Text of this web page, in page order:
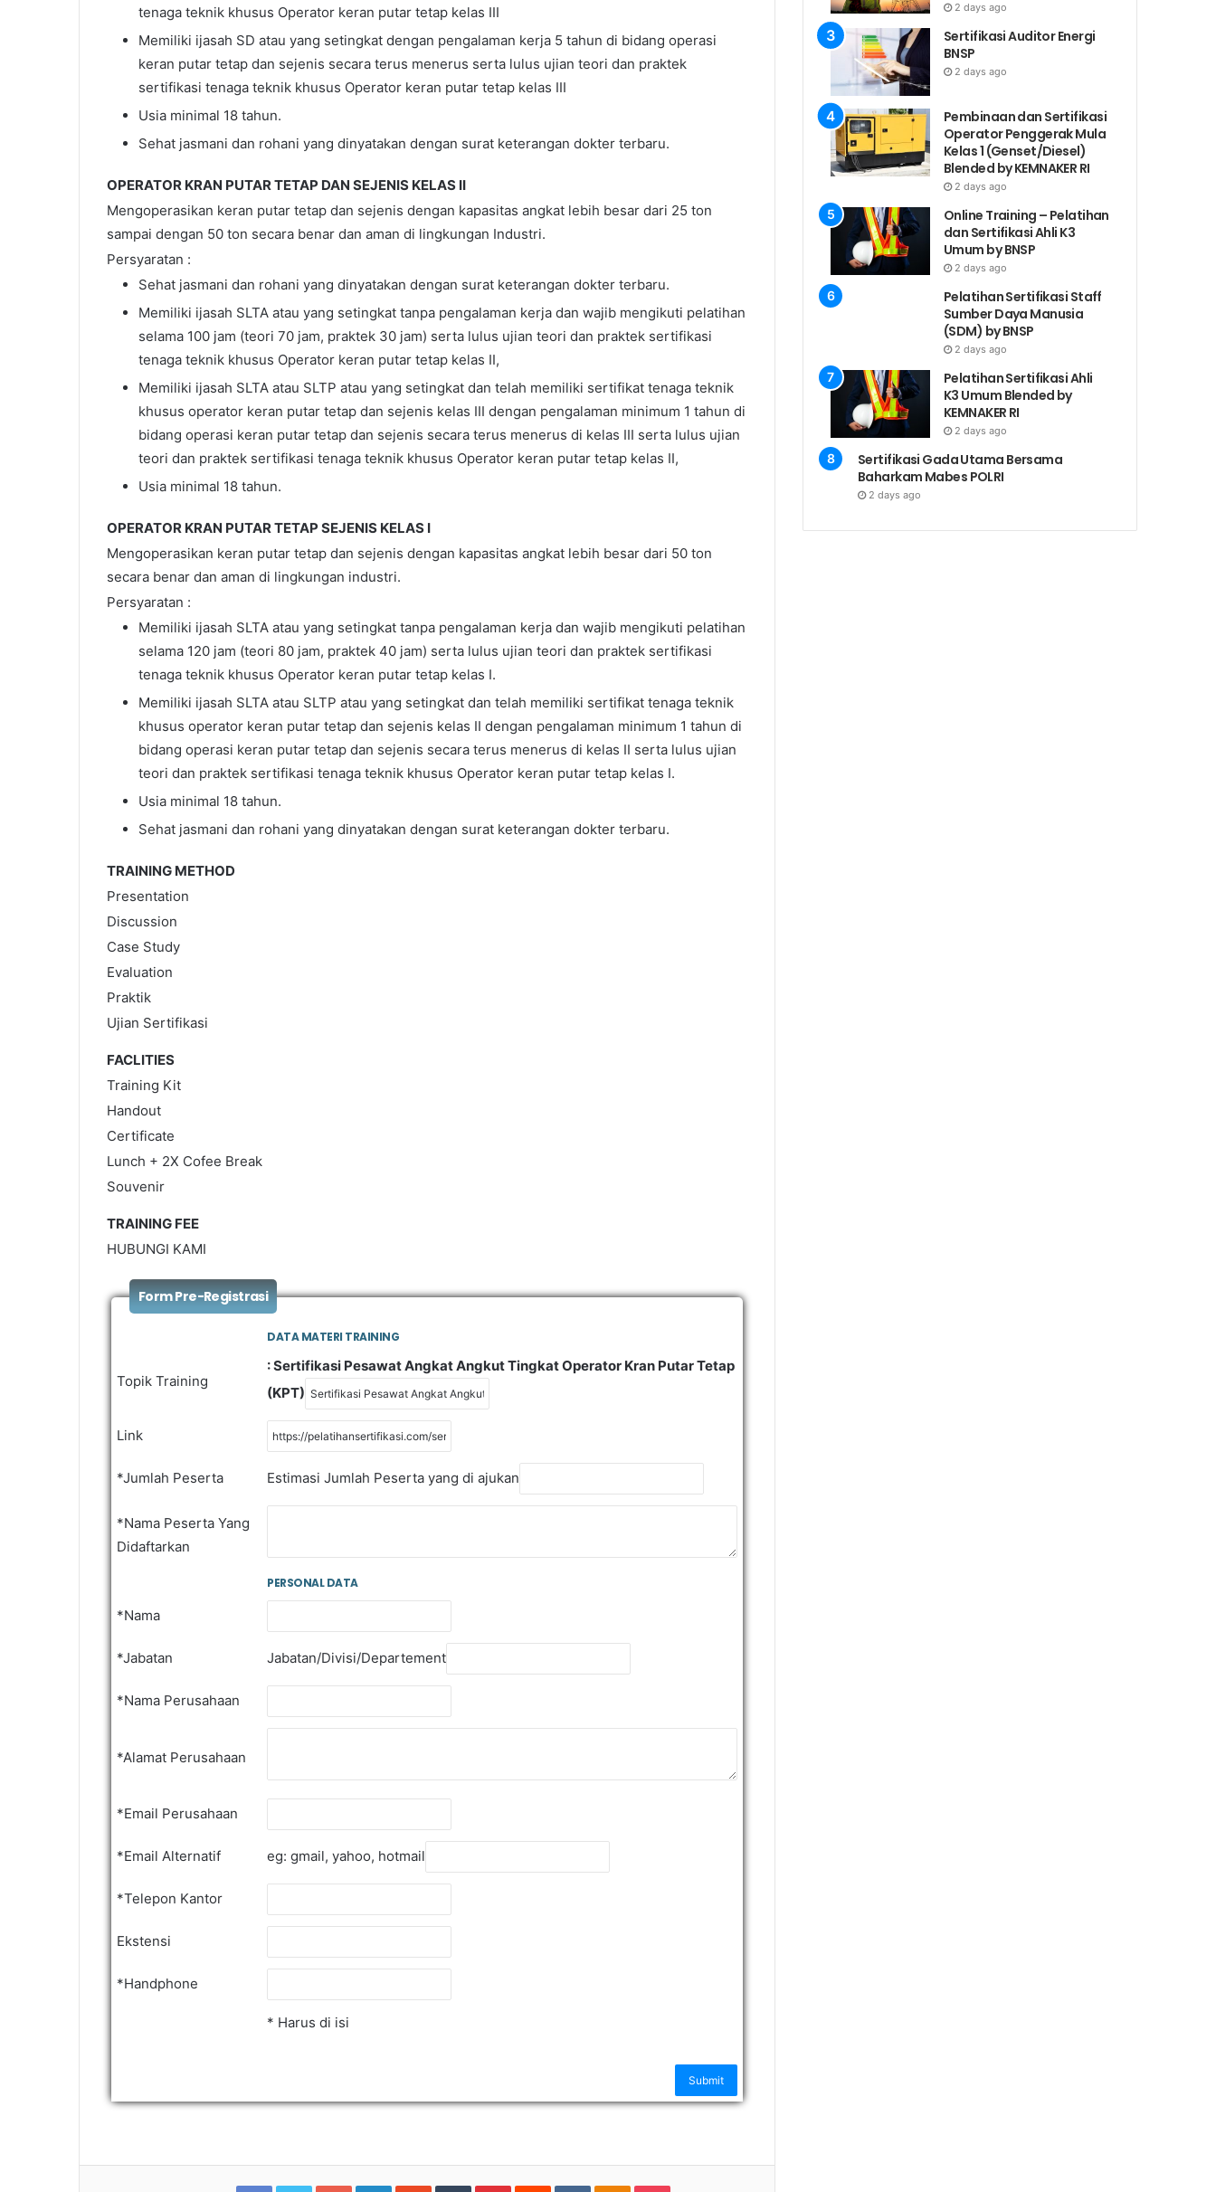
tenaga teknik khusus Operator keran putar tetap kelas III
Memiliki ijasah SD atau yang setingkat dengan pengalaman kerja 5 tahun di bidang operasi
keran putar tetap dan sejenis secara terus menerus serta lulus ujian teori dan praktek
sertifikasi tenaga teknik khusus Operator keran putar tetap kelas III
Usia minimal 18 tahun.
Sehat jasmani dan rohani yang dinyatakan dengan surat keterangan dokter terbaru.
OPERATOR KRAN PUTAR TETAP DAN SEJENIS KELAS II
Mengoperasikan keran putar tetap dan sejenis dengan kapasitas angkat lebih besar dari 25 ton
sampai dengan 50 ton secara benar dan aman di lingkungan Industri.
Persyaratan :
Sehat jasmani dan rohani yang dinyatakan dengan surat keterangan dokter terbaru.
Memiliki ijasah SLTA atau yang setingkat tanpa pengalaman kerja dan wajib mengikuti pelatihan
selama 100 jam (teori 70 jam, praktek 30 jam) serta lulus ujian teori dan praktek sertifikasi
tenaga teknik khusus Operator keran putar tetap kelas II,
Memiliki ijasah SLTA atau SLTP atau yang setingkat dan telah memiliki sertifikat tenaga teknik
khusus operator keran putar tetap dan sejenis kelas III dengan pengalaman minimum 1 tahun di
bidang operasi keran putar tetap dan sejenis secara terus menerus di kelas III serta lulus ujian
teori dan praktek sertifikasi tenaga teknik khusus Operator keran putar tetap kelas II,
Usia minimal 18 tahun.
OPERATOR KRAN PUTAR TETAP SEJENIS KELAS I
Mengoperasikan keran putar tetap dan sejenis dengan kapasitas angkat lebih besar dari 50 ton
secara benar dan aman di lingkungan industri.
Persyaratan :
Memiliki ijasah SLTA atau yang setingkat tanpa pengalaman kerja dan wajib mengikuti pelatihan
selama 120 jam (teori 80 jam, praktek 40 jam) serta lulus ujian teori dan praktek sertifikasi
tenaga teknik khusus Operator keran putar tetap kelas I.
Memiliki ijasah SLTA atau SLTP atau yang setingkat dan telah memiliki sertifikat tenaga teknik
khusus operator keran putar tetap dan sejenis kelas II dengan pengalaman minimum 1 tahun di
bidang operasi keran putar tetap dan sejenis secara terus menerus di kelas II serta lulus ujian
teori dan praktek sertifikasi tenaga teknik khusus Operator keran putar tetap kelas I.
Usia minimal 18 tahun.
Sehat jasmani dan rohani yang dinyatakan dengan surat keterangan dokter terbaru.
TRAINING METHOD
Presentation
Discussion
Case Study
Evaluation
Praktik
Ujian Sertifikasi
FACLITIES
Training Kit
Handout
Certificate
Lunch + 2X Cofee Break
Souvenir
TRAINING FEE
HUBUNGI KAMI
Form Pre-Registrasi
DATA MATERI TRAINING
Topik Training
: Sertifikasi Pesawat Angkat Angkut Tingkat Operator Kran Putar Tetap
(KPT)
Link
*Jumlah Peserta Estimasi Jumlah Peserta yang di ajukan
*Nama Peserta Yang
Didaftarkan
PERSONAL DATA
*Nama
*Jabatan Jabatan/Divisi/Departement
*Nama Perusahaan
*Alamat Perusahaan
*Email Perusahaan
*Email Alternatif eg: gmail, yahoo, hotmail
*Telepon Kantor
Ekstensi
*Handphone
* Harus di isi
2 days ago
Sertifikasi Auditor Energi
BNSP
2 days ago
Pembinaan dan Sertifikasi
Operator Penggerak Mula
Kelas 1 (Genset/Diesel)
Blended by KEMNAKER RI
2 days ago
Online Training – Pelatihan
dan Sertifikasi Ahli K3
Umum by BNSP
2 days ago
Pelatihan Sertifikasi Staff
Sumber Daya Manusia
(SDM) by BNSP
2 days ago
Pelatihan Sertifikasi Ahli
K3 Umum Blended by
KEMNAKER RI
2 days ago
Sertifikasi Gada Utama Bersama
Baharkam Mabes POLRI
2 days ago